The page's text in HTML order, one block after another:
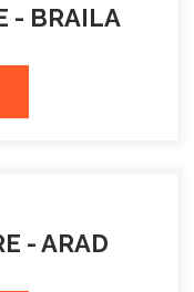
- BRAILA
- ARAD